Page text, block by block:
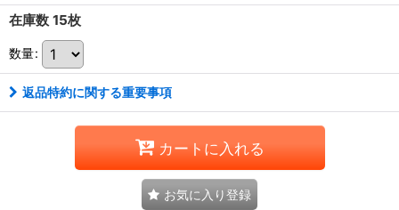
在庫数 15枚
数量:
返品特約に関する重要事項
カートに入れる
お気に入り登録